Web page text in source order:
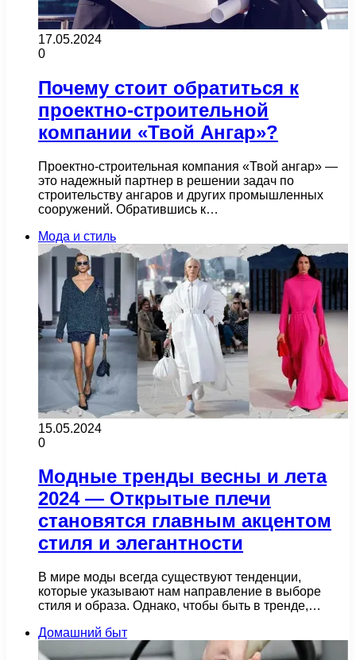
17.05.2024
0
Почему стоит обратиться к
проектно-строительной
компании «Твой Ангар»?
Проектно-строительная компания «Твой ангар» —
это надежный партнер в решении задач по
строительству ангаров и других промышленных
сооружений. Обратившись к…
Мода и стиль
15.05.2024
0
Модные тренды весны и лета
2024 — Открытые плечи
становятся главным акцентом
стиля и элегантности
В мире моды всегда существуют тенденции,
которые указывают нам направление в выборе
стиля и образа. Однако, чтобы быть в тренде,…
Домашний быт